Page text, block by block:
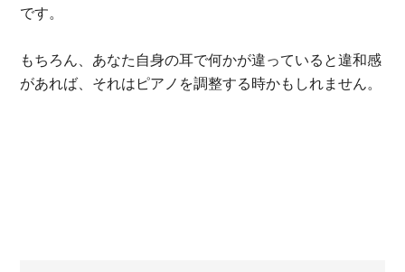
です。
もちろん、あなた自身の耳で何かが違っていると違和感
があれば、それはピアノを調整する時かもしれません。